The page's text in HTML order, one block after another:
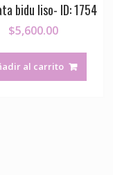
bidu liso- ID: 1754
$5,600.00
al carrito